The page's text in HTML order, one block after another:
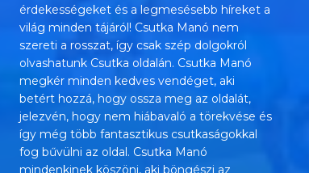
érdekességeket és a legmesésebb híreket a
világ minden tájáról! Csutka Manó nem
szereti a rosszat, így csak szép dolgokról
olvashatunk Csutka oldalán. Csutka Manó
megkér minden kedves vendéget, aki
betért hozzá, hogy ossza meg az oldalát,
jelezvén, hogy nem hiábavaló a törekvése és
így még több fantasztikus csutkaságokkal
fog bűvülni az oldal. Csutka Manó
mindenkinek köszöni, aki böngészi az